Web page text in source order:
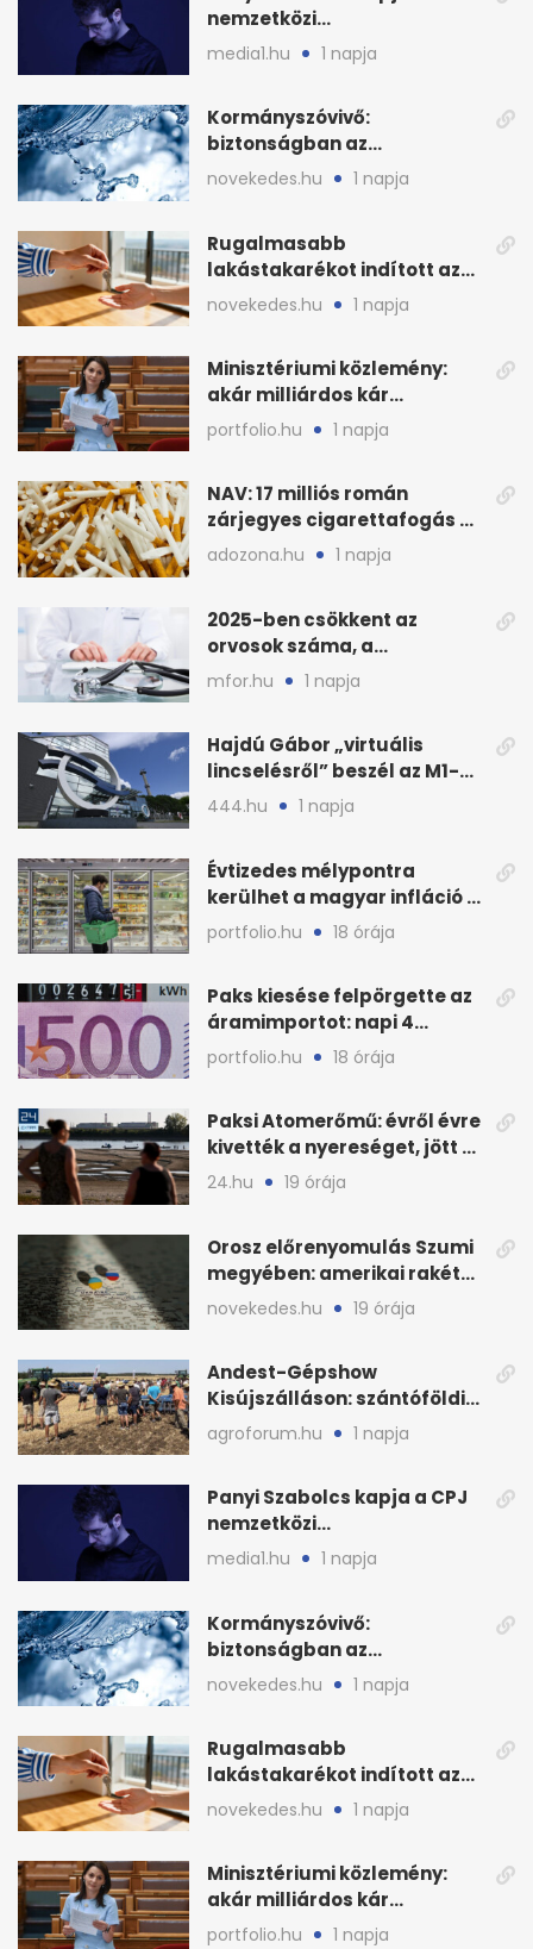
nemzetközi
sajtószabadság-díját
media1.hu 1 napja
Kormányszóvivő:
biztonságban az
ivóvízkészlet, nincs
stratégiai vízhiány
novekedes.hu 1 napja
Rugalmasabb
lakástakarékot indított az
OTP: két köztes kilépéssel
novekedes.hu 1 napja
Minisztériumi közlemény:
akár milliárdos kár
fenyegette Budapest fáit
portfolio.hu 1 napja
NAV: 17 milliós román
zárjegyes cigarettafogás az
M1-esen
adozona.hu 1 napja
2025-ben csökkent az
orvosok száma, a
háziorvosokra még több
mfor.hu 1 napja
Hajdú Gábor „virtuális
lincselésről” beszél az M1-
ből kirúgása után
444.hu 1 napja
Évtizedes mélypontra
kerülhet a magyar infláció a
KSH új adata szerint
portfolio.hu 18 órája
Paks kiesése felpörgette az
áramimportot: napi 4
milliárd forintos számla
portfolio.hu 18 órája
Paksi Atomerőmű: évről évre
kivették a nyereséget, jött a
baj
24.hu 19 órája
Orosz előrenyomulás Szumi
megyében: amerikai rakéták
is zsákmányként
novekedes.hu 19 órája
Andest-Gépshow
Kisújszálláson: szántóföldi
bemutató 2026. augusztus
12-én
agroforum.hu 1 napja
Panyi Szabolcs kapja a CPJ
nemzetközi
sajtószabadság-díját
media1.hu 1 napja
Kormányszóvivő:
biztonságban az
ivóvízkészlet, nincs
stratégiai vízhiány
novekedes.hu 1 napja
Rugalmasabb
lakástakarékot indított az
OTP: két köztes kilépéssel
novekedes.hu 1 napja
Minisztériumi közlemény:
akár milliárdos kár
fenyegette Budapest fáit
portfolio.hu 1 napja